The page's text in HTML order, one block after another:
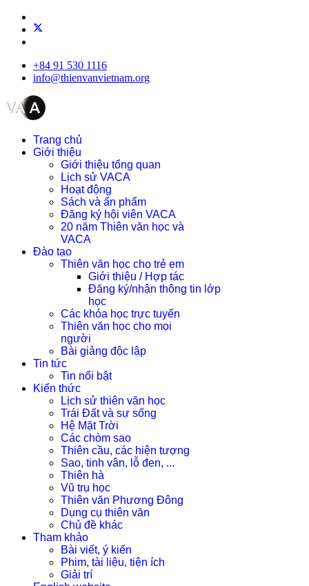
+84 91 530 1116
info@thienvanvietnam.org
Trang chủ
Giới thiệu
Giới thiệu tổng quan
Lịch sử VACA
Hoạt động
Sách và ấn phẩm
Đăng ký hội viên VACA
20 năm Thiên văn học và
VACA
Đào tạo
Thiên văn học cho trẻ em
Giới thiệu / Hợp tác
Đăng ký/nhận thông tin lớp
học
Các khóa học trực tuyến
Thiên văn học cho mọi
người
Bài giảng độc lập
Tin tức
Tin nổi bật
Kiến thức
Lịch sử thiên văn học
Trái Đất và sự sống
Hệ Mặt Trời
Các chòm sao
Thiên cầu, các hiện tượng
Sao, tinh vân, lỗ đen, ...
Thiên hà
Vũ trụ học
Thiên văn Phương Đông
Dụng cụ thiên văn
Chủ đề khác
Tham khảo
Bài viết, ý kiến
Phim, tài liệu, tiện ích
Giải trí